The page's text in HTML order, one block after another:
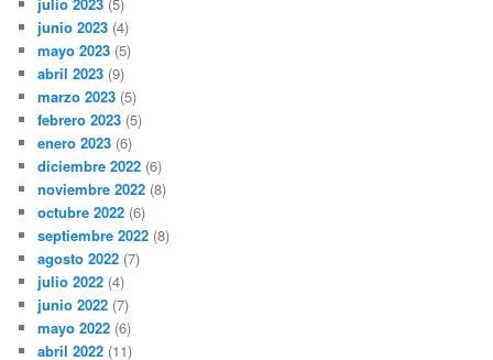
junio 2023 (4)
mayo 2023 (5)
abril 2023 (9)
marzo 2023 (5)
febrero 2023 (5)
enero 2023 (6)
diciembre 2022 (6)
noviembre 2022 (8)
octubre 2022 (6)
septiembre 2022 (8)
agosto 2022 (7)
julio 2022 (4)
junio 2022 (7)
mayo 2022 (6)
abril 2022 (11)